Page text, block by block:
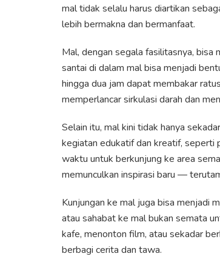
mal tidak selalu harus diartikan
lebih bermakna dan bermanfaat.
Mal, dengan segala fasilitasnya, bisa
santai di dalam mal bisa menjadi
hingga dua jam dapat membakar
memperlancar sirkulasi darah dan
Selain itu, mal kini tidak hanya
kegiatan edukatif dan kreatif, seperti
waktu untuk berkunjung ke area
memunculkan inspirasi baru —
Kunjungan ke mal juga bisa menjadi
atau sahabat ke mal bukan semata
kafe, menonton film, atau sekadar
berbagi cerita dan tawa.